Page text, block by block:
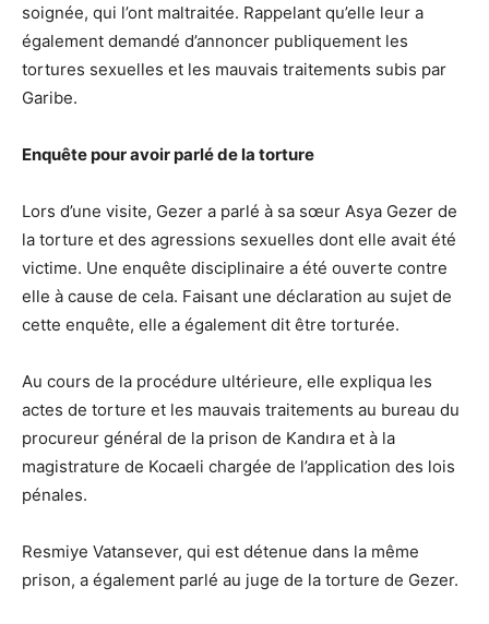
soignée, qui l’ont maltraitée. Rappelant qu’elle leur a
également demandé d’annoncer publiquement les
tortures sexuelles et les mauvais traitements subis par
Garibe.
Enquête pour avoir parlé de la torture
Lors d’une visite, Gezer a parlé à sa sœur Asya Gezer de
la torture et des agressions sexuelles dont elle avait été
victime. Une enquête disciplinaire a été ouverte contre
elle à cause de cela. Faisant une déclaration au sujet de
cette enquête, elle a également dit être torturée.
Au cours de la procédure ultérieure, elle expliqua les
actes de torture et les mauvais traitements au bureau du
procureur général de la prison de Kandıra et à la
magistrature de Kocaeli chargée de l’application des lois
pénales.
Resmiye Vatansever, qui est détenue dans la même
prison, a également parlé au juge de la torture de Gezer.